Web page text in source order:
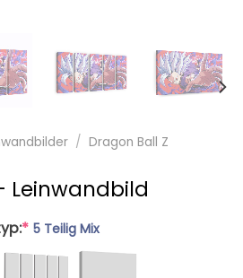
/ Dragon Ball Z
Leinwandbild
* 5 Teilig Mix